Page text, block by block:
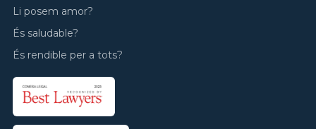
Li posem amor?
És saludable?
És rendible per a tots?